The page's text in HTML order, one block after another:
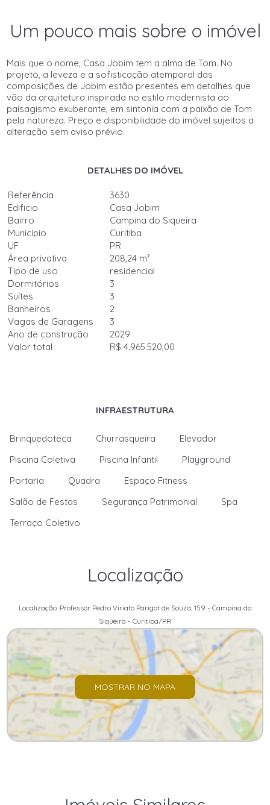
Um pouco mais sobre o imóvel
Mais que o nome, Casa Jobim tem a alma de Tom. No
projeto, a leveza e a sofisticação atemporal das
composições de Jobim estão presentes em detalhes que
vão da arquitetura inspirada no estilo modernista ao
paisagismo exuberante, em sintonia com a paixão de Tom
pela natureza. Preço e disponibilidade do imóvel sujeitos a
alteração sem aviso prévio.
DETALHES DO IMÓVEL
Referência
3630
Edificio
Casa Jobim
Bairro
Campina do Siqueira
Município
Curitiba
UF
PR
Área privativa
208,24 m²
Tipo de uso
residencial
Dormitórios
3
Suítes
3
Banheiros
2
Vagas de Garagens
3
Ano de construção
2029
Valor total
R$ 4.965.520,00
INFRAESTRUTURA
Brinquedoteca Churrasqueira
Elevador
Piscina Coletiva
Piscina Infantil
Playground
Portaria
Quadra
Espaço Fitness
Salão de Festas
Segurança Patrimonial
Spa
Terraço Coletivo
Localização
Localização: Professor Pedro Viriato Parigot de Souza, 159 - Campina do
Siqueira - Curitiba/PR
MOSTRAR NO MAPA